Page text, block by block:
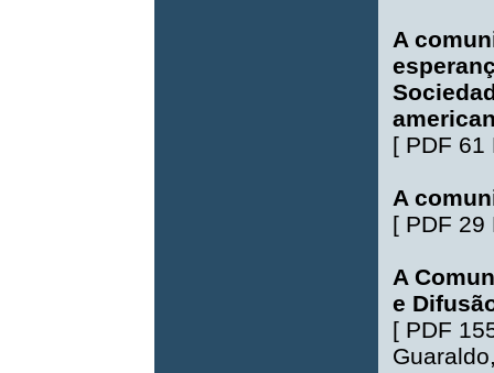
A
[ PDF 61
A
[ PDF 29
A
e
[ PDF
Guaraldo